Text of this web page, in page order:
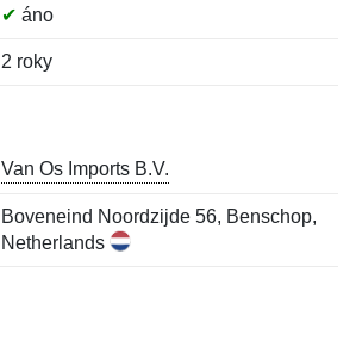
✔ áno
2 roky
Van Os Imports B.V.
Boveneind Noordzijde 56, Benschop,
Netherlands